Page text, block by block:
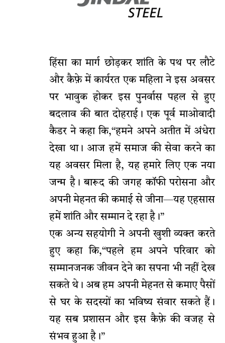
हिंसा का मार्ग छोड़कर शांति के पथ पर लौटे
और कैफ़े में कार्यरत एक महिला ने इस अवसर
पर भावुक होकर इस पुनर्वास पहल से हुए
बदलाव की बात दोहराई। एक पूर्व माओवादी
कैडर ने कहा कि,“हमने अपने अतीत में अंधेरा
देखा था। आज हमें समाज की सेवा करने का
यह अवसर मिला है, यह हमारे लिए एक नया
जन्म है। बारूद की जगह कॉफी परोसना और
अपनी मेहनत की कमाई से जीना—यह एहसास
हमें शांति और सम्मान दे रहा है।”
एक अन्य सहयोगी ने अपनी खुशी व्यक्त करते
हुए कहा कि,“पहले हम अपने परिवार को
सम्मानजनक जीवन देने का सपना भी नहीं देख
सकते थे। अब हम अपनी मेहनत से कमाए पैसों
से घर के सदस्यों का भविष्य संवार सकते हैं।
यह सब प्रशासन और इस कैफ़े की वजह से
संभव हुआ है।”